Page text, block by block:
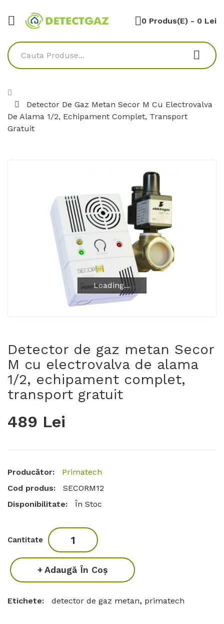
0 Produs(e) - 0 Lei
Detector De Gaz Metan Secor M Cu Electrovalva
De Alama 1/2, Echipament Complet, Transport
Gratuit
Loading...
Loading...
Detector de gaz metan Secor
M cu electrovalva de alama
1/2, echipament complet,
transport gratuit
489 Lei
Producător:
Primatech
Cod produs:
SECORM12
Disponibilitate:
În Stoc
Cantitate
Adaugă În Coş
Etichete: detector de gaz metan, primatech